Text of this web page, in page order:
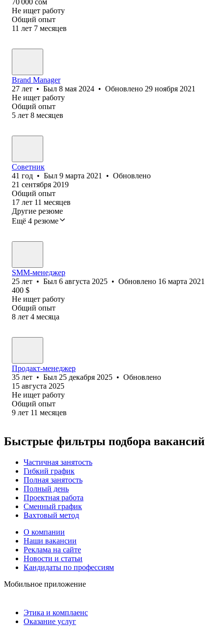
Не ищет работу
Общий опыт
11 лет 7 месяцев
Brand Manager
27 лет • Был 8 мая 2024 • Обновлено 29 ноября 2021
Не ищет работу
Общий опыт
5 лет 8 месяцев
Советник
41 год • Был 9 марта 2021 • Обновлено
21 сентября 2019
Общий опыт
17 лет 11 месяцев
Другие резюме
Ещё 4 резюме
SMM-менеджер
25 лет • Был 6 августа 2025 • Обновлено 16 марта 2021
400 $
Не ищет работу
Общий опыт
8 лет 4 месяца
Продакт-менеджер
35 лет • Был 25 декабря 2025 • Обновлено
15 августа 2025
Не ищет работу
Общий опыт
9 лет 11 месяцев
Быстрые фильтры подбора вакансий
Частичная занятость
Гибкий график
Полная занятость
Полный день
Проектная работа
Сменный график
Вахтовый метод
О компании
Наши вакансии
Реклама на сайте
Новости и статьи
Кандидаты по профессиям
Мобильное приложение
Этика и комплаенс
Оказание услуг